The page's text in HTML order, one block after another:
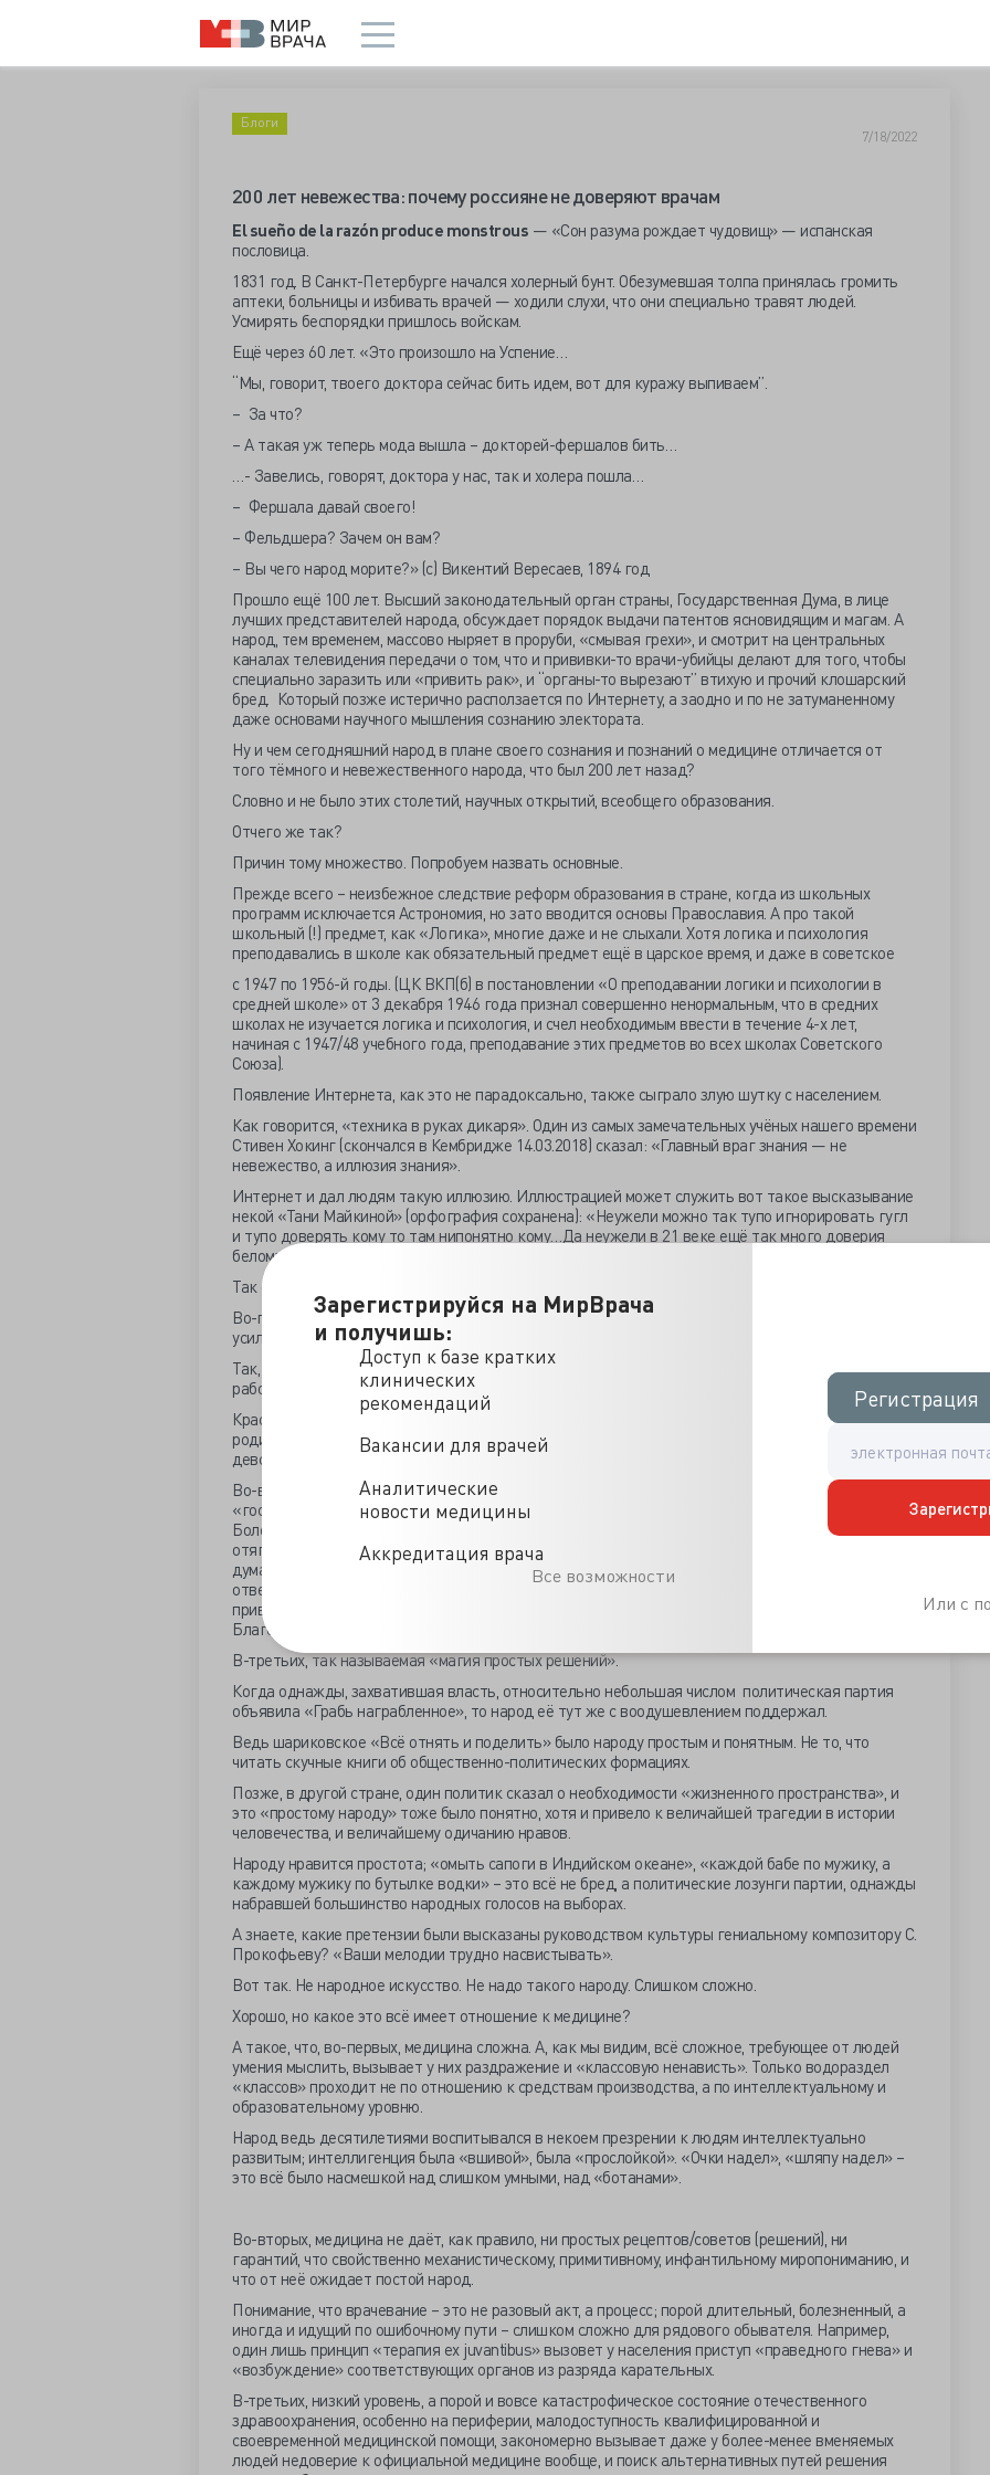
Зарегистрируйся на МирВрача
и получишь:
Доступ к базе кратких
клинических
рекомендаций
Вакансии для врачей
Аналитические
новости медицины
Аккредитация врача
Все возможности
Регистрация
Регистрация
Или с
Блоги
7/18/2022
200 лет невежества: почему россияне не доверяют врачам
El sueño de la razón produce monstrous — «Сон разума рождает чудовищ» — испанская
пословица.
1831 год. В Санкт-Петербурге начался холерный бунт. Обезумевшая толпа принялась громить
аптеки, больницы и избивать врачей — ходили слухи, что они специально травят людей.
Усмирять беспорядки пришлось войскам.
Ещё через 60 лет. «Это произошло на Успение…
“Мы, говорит, твоего доктора сейчас бить идем, вот для куражу выпиваем”.
– За что?
– А такая уж теперь мода вышла – докторей-фершалов бить…
…- Завелись, говорят, доктора у нас, так и холера пошла…
– Фершала давай своего!
– Фельдшера? Зачем он вам?
– Вы чего народ морите?» (с) Викентий Вересаев, 1894 год
Прошло ещё 100 лет. Высший законодательный орган страны, Государственная Дума, в лице
лучших представителей народа, обсуждает порядок выдачи патентов ясновидящим и магам. А
народ, тем временем, массово ныряет в проруби, «смывая грехи», и смотрит на центральных
каналах телевидения передачи о том, что и прививки-то врачи-убийцы делают для того, чтобы
специально заразить или «привить рак», и “органы-то вырезают” втихую и прочий клошарский
бред. Который позже истерично расползается по Интернету, а заодно и по не затуманенному
даже основами научного мышления сознанию электората.
Ну и чем сегодняшний народ в плане своего сознания и познаний о медицине отличается от
того тёмного и невежественного народа, что был 200 лет назад?
Словно и не было этих столетий, научных открытий, всеобщего образования.
Отчего же так?
Причин тому множество. Попробуем назвать основные.
Прежде всего – неизбежное следствие реформ образования в стране, когда из школьных
программ исключается Астрономия, но зато вводится основы Православия. А про такой
школьный (!) предмет, как «Логика», многие даже и не слыхали. Хотя логика и психология
преподавались в школе как обязательный предмет ещё в царское время, и даже в советское
с 1947 по 1956-й годы. (ЦК ВКП(б) в постановлении «О преподавании логики и психологии в
средней школе» от 3 декабря 1946 года признал совершенно ненормальным, что в средних
школах не изучается логика и психология, и счел необходимым ввести в течение 4-х лет,
начиная с 1947/48 учебного года, преподавание этих предметов во всех школах Советского
Союза).
Появление Интернета, как это не парадоксально, также сыграло злую шутку с населением.
Как говорится, «техника в руках дикаря». Один из самых замечательных учёных нашего времени
Стивен Хокинг (скончался в Кембридже 14.03.2018) сказал: «Главный враг знания — не
невежество, а иллюзия знания».
Интернет и дал людям такую иллюзию. Иллюстрацией может служить вот такое высказывание
некой «Тани Майкиной» (орфография сохранена): «Неужели можно так тупо игнорировать гугл
и тупо доверять кому то там нипонятно кому…Да неужели в 21 веке ещё так много доверия
белому халату. Ведь гугл же есть.»
Так отчего же нет доверия врачу, но есть доверие «гуглу»?
Во-первых, особенность национального менталитета. Когда хочется всего и сразу, и без особых
усилий.
Так, чтобы «По щучьему велению и моему хотению», так, чтобы «двое из ларца» выполнили всю
работу, а самим «царствовать, лёжа на печи».
Красивая и обеспеченная жизнь просто потому, что удачно вышла замуж, выиграла в лотерею,
родилась в правильной семье, удачно конвертировала природную красоту, продала
девственность и пр.
Во-вторых, какая-то всеобщая инфантильность населения. Старшие поколения привыкли, что
«государство позаботится», «государство должно», «государство обеспечит» и «не допустит».
Более молодые, вкупе с низким уровнем общей образованности и эрудиции, получили в
отягощение ещё и мобильные телефоны, которые с детства позволяют своим владельцам не
думать; не анализировать ситуацию и принимать самостоятельные решения (и нести за них
ответственность), а просто позвонить и спросить, что делать. Мозг таких индивидуумов не
привык решать сколь-нибудь сложные мыслительные задачи. Ну, а ЕГЭ можно и просто угадать.
Благо устные экзамены, где дурость каждого видна как на ладони, теперь угодливо отменили.
В-третьих, так называемая «магия простых решений».
Когда однажды, захватившая власть, относительно небольшая числом политическая партия
объявила «Грабь награбленное», то народ её тут же с воодушевлением поддержал.
Ведь шариковское «Всё отнять и поделить» было народу простым и понятным. Не то, что
читать скучные книги об общественно-политических формациях.
Позже, в другой стране, один политик сказал о необходимости «жизненного пространства», и
это «простому народу» тоже было понятно, хотя и привело к величайшей трагедии в истории
человечества, и величайшему одичанию нравов.
Народу нравится простота; «омыть сапоги в Индийском океане», «каждой бабе по мужику, а
каждому мужику по бутылке водки» – это всё не бред, а политические лозунги партии, однажды
набравшей большинство народных голосов на выборах.
А знаете, какие претензии были высказаны руководством культуры гениальному композитору С.
Прокофьеву? «Ваши мелодии трудно насвистывать».
Вот так. Не народное искусство. Не надо такого народу. Слишком сложно.
Хорошо, но какое это всё имеет отношение к медицине?
А такое, что, во-первых, медицина сложна. А, как мы видим, всё сложное, требующее от людей
умения мыслить, вызывает у них раздражение и «классовую ненависть». Только водораздел
«классов» проходит не по отношению к средствам производства, а по интеллектуальному и
образовательному уровню.
Народ ведь десятилетиями воспитывался в некоем презрении к людям интеллектуально
развитым; интеллигенция была «вшивой», была «прослойкой». «Очки надел», «шляпу надел» –
это всё было насмешкой над слишком умными, над «ботанами».
Во-вторых, медицина не даёт, как правило, ни простых рецептов/советов (решений), ни
гарантий, что свойственно механистическому, примитивному, инфантильному миропониманию, и
что от неё ожидает постой народ.
Понимание, что врачевание – это не разовый акт, а процесс; порой длительный, болезненный, а
иногда и идущий по ошибочному пути – слишком сложно для рядового обывателя. Например,
один лишь принцип «терапия ex juvantibus» вызовет у населения приступ «праведного гнева» и
«возбуждение» соответствующих органов из разряда карательных.
В-третьих, низкий уровень, а порой и вовсе катастрофическое состояние отечественного
здравоохранения, особенно на периферии, малодоступность квалифицированной и
своевременной медицинской помощи, закономерно вызывает даже у более-менее вменяемых
людей недоверие к официальной медицине вообще, и поиск альтернативных путей решения